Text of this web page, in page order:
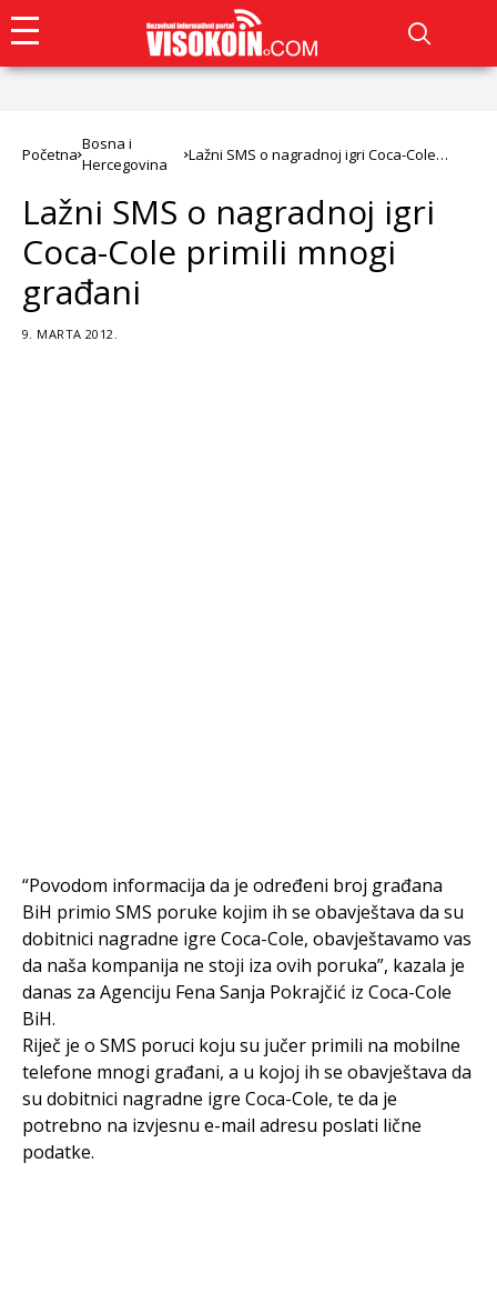
Početna
Bosna i
Hercegovina
Lažni SMS o nagradnoj igri Coca-Cole
Lažni SMS o nagradnoj igri
Coca-Cole primili mnogi
građani
9. MARTA 2012.
“Povodom informacija da je određeni broj građana
BiH primio SMS poruke kojim ih se obavještava da su
dobitnici nagradne igre Coca-Cole, obavještavamo vas
da naša kompanija ne stoji iza ovih poruka”, kazala je
danas za Agenciju Fena Sanja Pokrajčić iz Coca-Cole
BiH.
Riječ je o SMS poruci koju su jučer primili na mobilne
telefone mnogi građani, a u kojoj ih se obavještava da
su dobitnici nagradne igre Coca-Cole, te da je
potrebno na izvjesnu e-mail adresu poslati lične
podatke.